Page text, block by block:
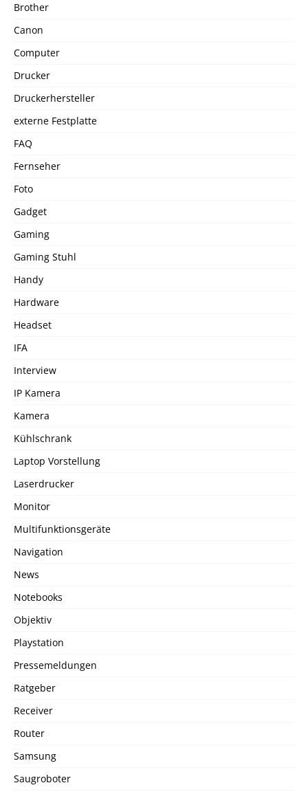
Brother
Canon
Computer
Drucker
Druckerhersteller
externe Festplatte
FAQ
Fernseher
Foto
Gadget
Gaming
Gaming Stuhl
Handy
Hardware
Headset
IFA
Interview
IP Kamera
Kamera
Kühlschrank
Laptop Vorstellung
Laserdrucker
Monitor
Multifunktionsgeräte
Navigation
News
Notebooks
Objektiv
Playstation
Pressemeldungen
Ratgeber
Receiver
Router
Samsung
Saugroboter